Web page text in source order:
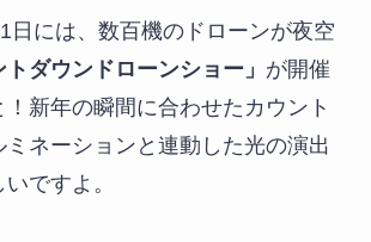
日には、数百機のドローンが夜空
トダウンドローンショー」 が開催
新年の瞬間に合わせたカウント
ミネーションと連動した光の演出
ですよ。